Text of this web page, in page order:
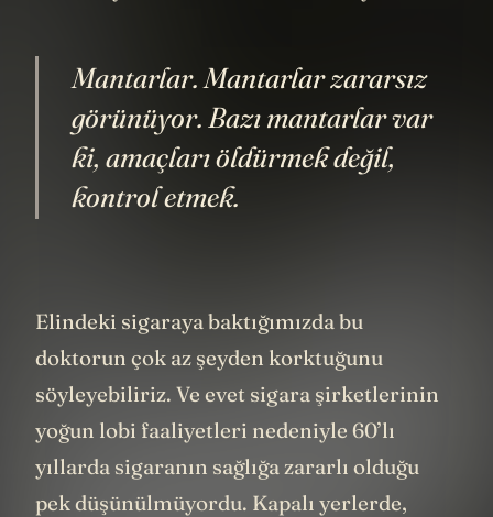
Mantarlar. Mantarlar zararsız
görünüyor. Bazı mantarlar var
ki, amaçları öldürmek değil,
Elindeki sigaraya baktığımızda bu
doktorun çok az şeyden korktuğunu
söyleyebiliriz. Ve evet sigara şirketlerinin
yoğun lobi faaliyetleri nedeniyle 60’lı
yıllarda sigaranın sağlığa zararlı olduğu